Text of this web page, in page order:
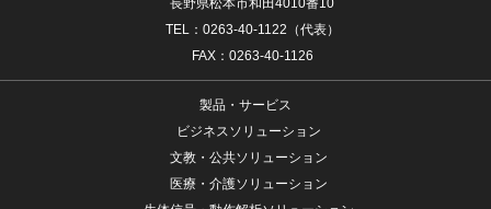
TEL：0263-40-1122（代表）
FAX：0263-40-1126
製品・サービス
ビジネスソリューション
文教・公共ソリューション
医療・介護ソリューション